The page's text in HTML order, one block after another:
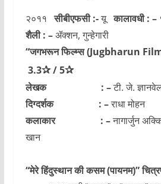
२०११सीबीएफसी :-यू कालावधी : –
शैली : –ॲक्शन,
“जगभरून फिल्म्स(Jugbharun
3.3✰/5✰
लेखक : –टी. जे.
दिग्दर्शक : –राधा मोहन
कलाकार : –नागार्जुन
खान
“मेरे हिंदुस्थान की कसम (पायनम)”